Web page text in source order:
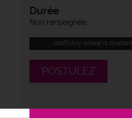
Durée
Non renseignée
AddToAny (share) is disabled.
POSTULEZ